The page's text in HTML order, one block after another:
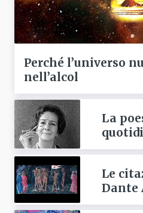
Perché l’universo
nell’alcol
La
Le
Dante